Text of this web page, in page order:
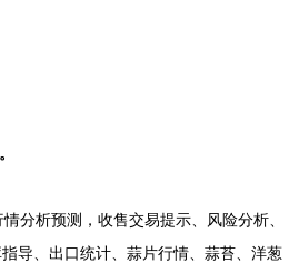
分析预测，收售交易提示、风险分析、
导、出口统计、蒜片行情、蒜苔、洋葱